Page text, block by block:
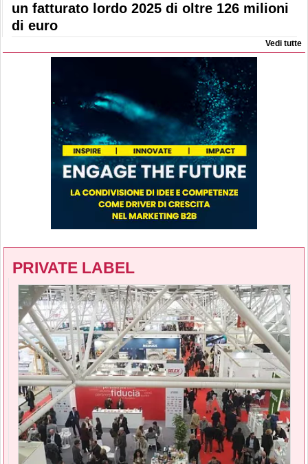
un fatturato lordo 2025 di oltre 126 milioni
di euro
Vedi tutte
PRIVATE LABEL